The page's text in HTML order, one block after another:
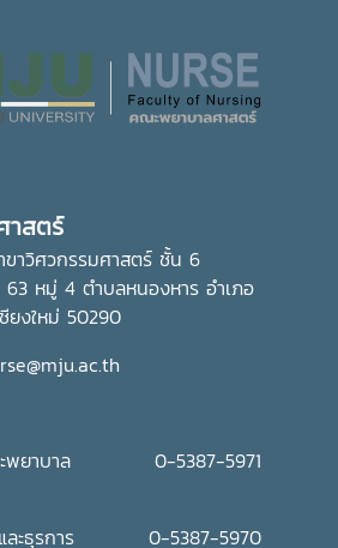
าสตร์
ขาวิศวกรรมศาสตร์ ชั้น 6
63 หมู่ 4 ตำบลหนองหาร อำเภอ
ยงใหม่ 50290
ยาบาล
0-5387-5971
ะธุรการ 0-5387-5970